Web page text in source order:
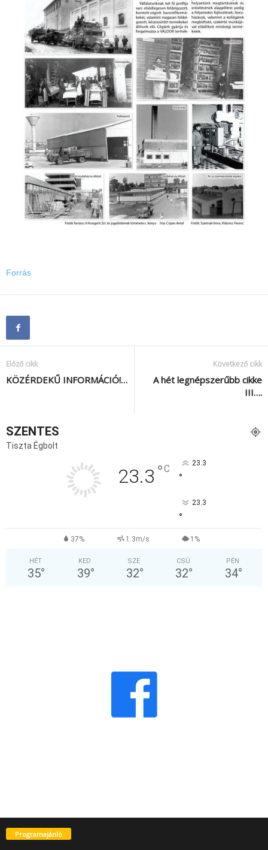
Forrás
Előző cikk
KÖZÉRDEKŰ INFORMÁCIÓ!…
Következő cikk
A hét legnépszerűbb cikke
III….
SZENTES
Tiszta Égbolt
23.3 °C 23.3
°
23.3
°
37% 1.3m/s 1%
HÉT
35°
KED
39°
SZE
32°
CSÜ
32°
PÉN
34°
Programajánló